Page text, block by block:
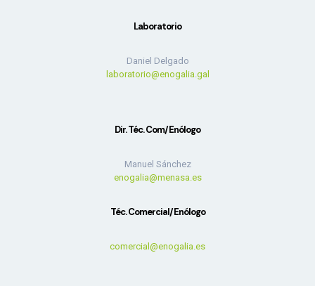
Laboratorio
Daniel Delgado
laboratorio@enogalia.gal
Dir. Téc. Com/Enólogo
Manuel Sánchez
enogalia@menasa.es
Téc. Comercial/Enólogo
comercial@enogalia.es